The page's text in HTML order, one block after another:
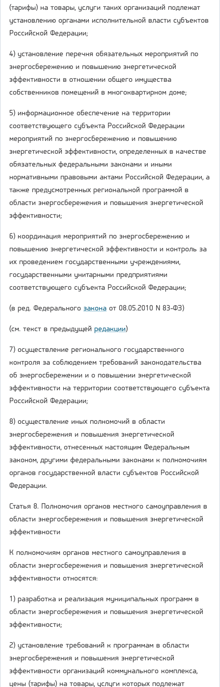
(тарифы) на товары, услуги таких организаций подлежат
установлению органами исполнительной власти субъектов
Российской Федерации;
4) установление перечня обязательных мероприятий по
энергосбережению и повышению энергетической
эффективности в отношении общего имущества
собственников помещений в многоквартирном доме;
5) информационное обеспечение на территории
соответствующего субъекта Российской Федерации
мероприятий по энергосбережению и повышению
энергетической эффективности, определенных в качестве
обязательных федеральными законами и иными
нормативными правовыми актами Российской Федерации, а
также предусмотренных региональной программой в
области энергосбережения и повышения энергетической
эффективности;
6) координация мероприятий по энергосбережению и
повышению энергетической эффективности и контроль за
их проведением государственными учреждениями,
государственными унитарными предприятиями
соответствующего субъекта Российской Федерации;
(в ред. Федерального закона от 08.05.2010 N 83-ФЗ)
(см. текст в предыдущей редакции)
7) осуществление регионального государственного
контроля за соблюдением требований законодательства
об энергосбережении и о повышении энергетической
эффективности на территории соответствующего субъекта
Российской Федерации;
8) осуществление иных полномочий в области
энергосбережения и повышения энергетической
эффективности, отнесенных настоящим Федеральным
законом, другими федеральными законами к полномочиям
органов государственной власти субъектов Российской
Федерации.
Статья 8. Полномочия органов местного самоуправления в
области энергосбережения и повышения энергетической
эффективности
К полномочиям органов местного самоуправления в
области энергосбережения и повышения энергетической
эффективности относятся:
1) разработка и реализация муниципальных программ в
области энергосбережения и повышения энергетической
эффективности;
2) установление требований к программам в области
энергосбережения и повышения энергетической
эффективности организаций коммунального комплекса,
цены (тарифы) на товары, услуги которых подлежат